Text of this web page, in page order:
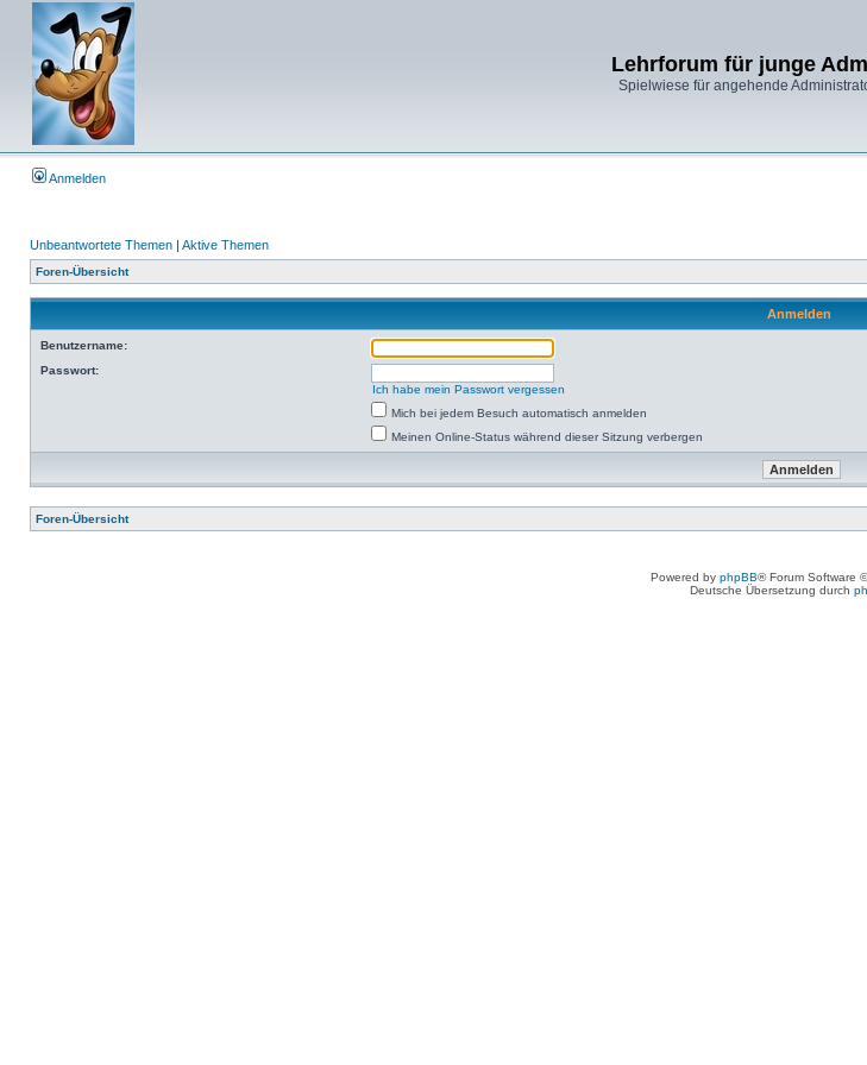
Lehrforum für junge
Spielwiese für angehende
Anmelden
Unbeantwortete Themen | Aktive Themen
Foren-Übersicht
Anmelden
Benutzername:
Passwort:
Ich habe mein Passwort vergessen
Mich bei jedem Besuch automatisch anmelden
Meinen Online-Status während dieser Sitzung verbergen
Foren-Übersicht
Powered by phpBB® Forum Software
Deutsche Übersetzung durch